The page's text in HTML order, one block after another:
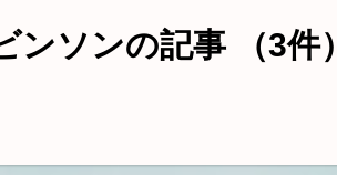
ンソンの記事 （3件）